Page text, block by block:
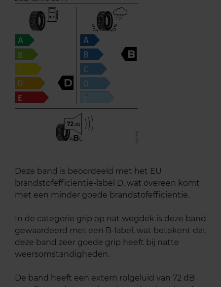
D
B
72
ABC
Deze band is beoordeeld met het EU
brandstofefficiëntie-label D, wat overeen komt
met een minder goede brandstofefficiëntie.
In de categorie grip op nat wegdek is deze band
gewaardeerd met een B-label, wat betekent dat
deze band zeer goede grip heeft bij natte
weersomstandigheden.
De band heeft een extern rolgeluid van 72 dB